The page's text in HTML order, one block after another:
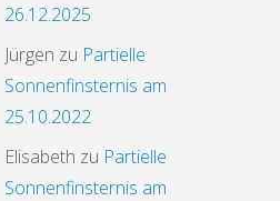
26.12.2025
Jürgen zu Partielle
Sonnenfinsternis am
25.10.2022
Elisabeth zu Partielle
Sonnenfinsternis am